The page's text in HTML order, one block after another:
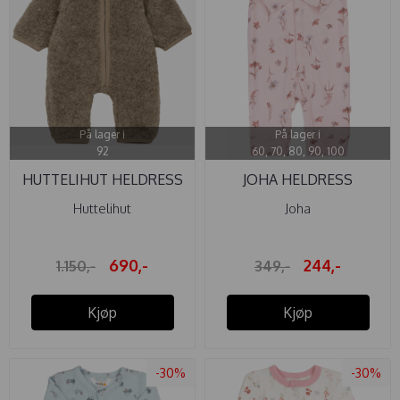
På lager i
92
HUTTELIHUT HELDRESS
ULL TEDDY ...
Huttelihut
1.150,- 690,-
Kjøp
På lager i
60, 70, 80, 90, 100
JOHA HELDRESS
BAMBUS ...
Joha
349,- 244,-
Kjøp
-30% -30%